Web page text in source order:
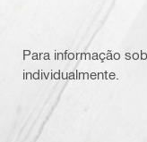
Para informação
individualmente.